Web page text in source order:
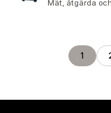
Mät, åtgärda
1